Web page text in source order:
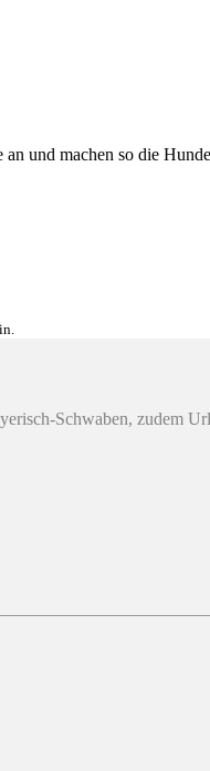
und machen so die
Schwaben, zudem